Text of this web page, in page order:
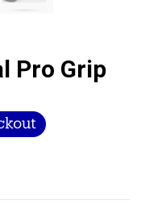
Pro Grip